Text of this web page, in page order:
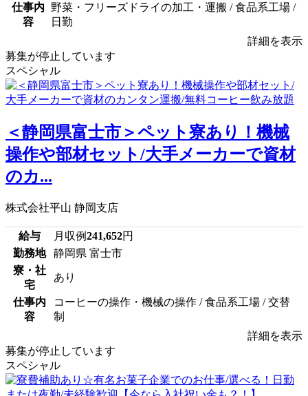
仕事内
容
野菜・フリーズドライの加工・運搬 / 食品系工場 /
日勤
詳細を表示
募集が停止しています
スペシャル
＜静岡県富士市＞ペット寮あり！機械
操作や部材セット/大手メーカーで資材
のカ...
株式会社平山 静岡支店
給与 月収例241,652円
勤務地
静岡県 富士市
寮・社
宅
あり
仕事内
容
コーヒーの操作・機械の操作 / 食品系工場 / 交替
制
詳細を表示
募集が停止しています
スペシャル